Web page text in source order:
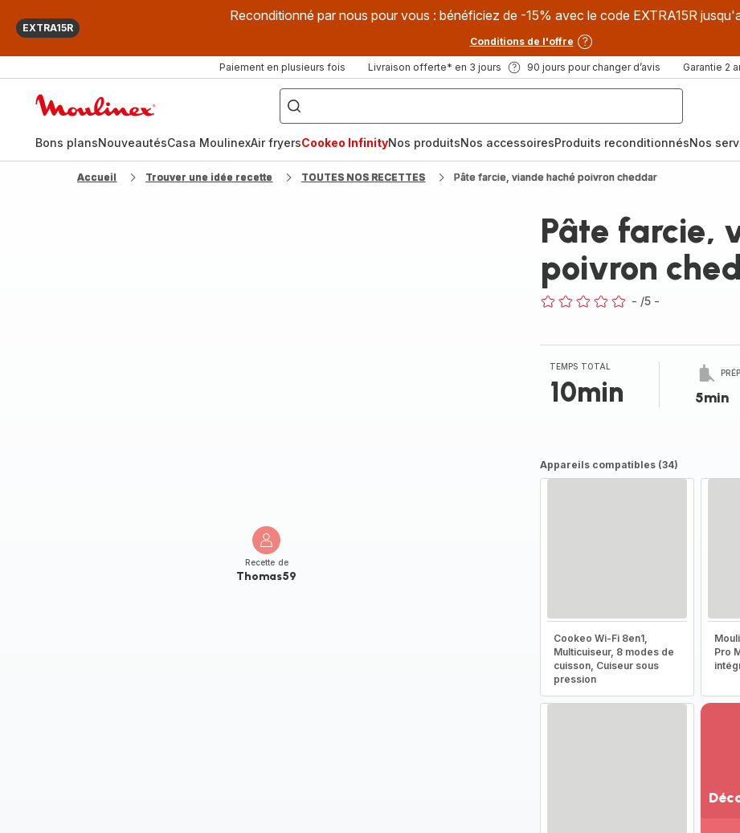
EXTRA15R
Reconditionné par nous pour vous : bénéficiez de -15% avec le code EXTRA15R
Conditions de l'offre
Paiement en plusieurs fois Livraison offerte* en 3 jours 90 jours pour changer d’avis Garantie 2
["Que
recherchez-
vous
?",
fryer",
"Companion"]
Bons plansNouveautésCasa MoulinexAir fryersCookeo InfinityNos produitsNos accessoiresProduits reconditionnésNos
Accueil Trouver une idée recette TOUTES NOS RECETTES Pâte farcie, viande haché poivron cheddar
Recette de
Thomas59
Pâte farcie,
poivron
- /5 -
TEMPS TOTAL
10min 5min
Appareils compatibles (34)
Cookeo Wi-Fi 8en1,
Multicuiseur, 8 modes de
cuisson, Cuiseur sous
pression
Pro